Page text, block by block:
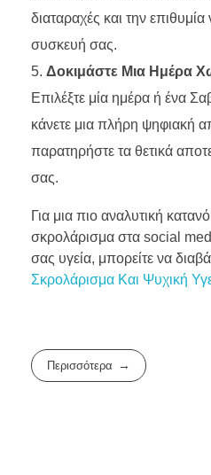
διαταραχές και την
συσκευή σας.
Δοκιμάστε Μια Ημέρα
Επιλέξτε μία ημέρα ή ένα
κάνετε μια πλήρη ψηφιακή
παρατηρήστε τα θετικά
σας.
Για μια πιο αναλυτική
σκρολάρισμα στα social
σας υγεία, μπορείτε να
Σκρολάρισμα Και Ψυχική
Περισσότερα